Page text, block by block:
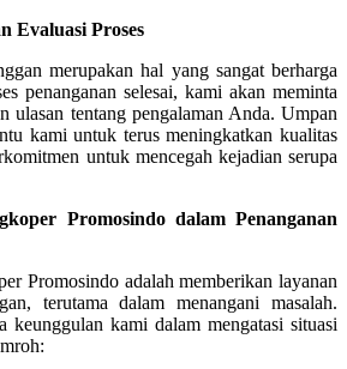
Evaluasi Proses
merupakan hal yang sangat berharga
penanganan selesai, kami akan meminta
ulasan tentang pengalaman Anda. Umpan
kami untuk terus meningkatkan kualitas
untuk mencegah kejadian serupa
Promosindo dalam Penanganan
Promosindo adalah memberikan layanan
terutama dalam menangani masalah.
keunggulan kami dalam mengatasi situasi